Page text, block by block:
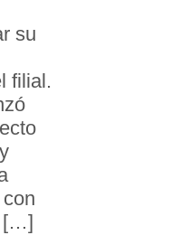
su
filial.
[…]